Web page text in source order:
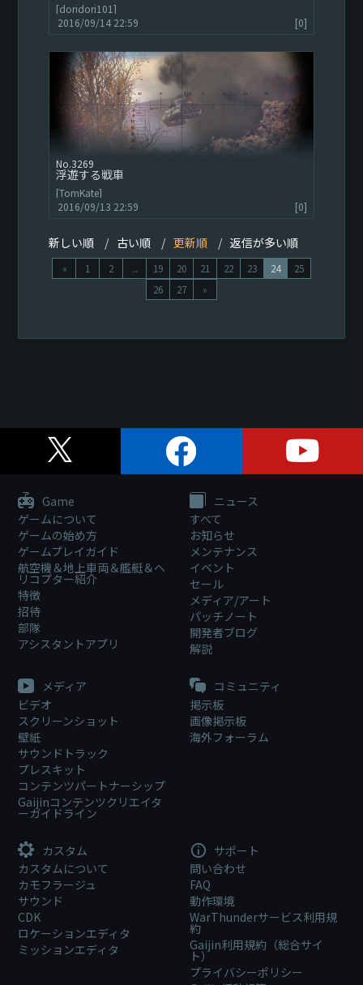
[doridori101]
2016/09/14 22:59
[0]
3269
浮遊する戦車
[TomKate]
2016/09/13 22:59
[0]
新しい順 古い順 更新順 返信が多い順
« 1 2 ... 19 20 21 22 23 24
25
26
27 »
Game
ゲームについて
ゲームの始め方
ゲームプレイガイド
航空機＆地上車両＆艦艇＆ヘ
リコプター紹介
特徴
招待
部隊
アシスタントアプリ
ニュース
すべて
お知らせ
メンテナンス
イベント
セール
メディア/アート
パッチノート
開発者ブログ
解説
メディア
ビデオ
スクリーンショット
壁紙
サウンドトラック
プレスキット
コンテンツパートナーシップ
Gaijinコンテンツクリエイタ
ーガイドライン
コミュニティ
掲示板
画像掲示板
海外フォーラム
カスタム
カスタムについて
カモフラージュ
サウンド
CDK
ロケーションエディタ
ミッションエディタ
サポート
問い合わせ
FAQ
動作環境
WarThunderサービス利用規
約
Gaijin利用規約（総合サイ
ト）
プライバシーポリシー